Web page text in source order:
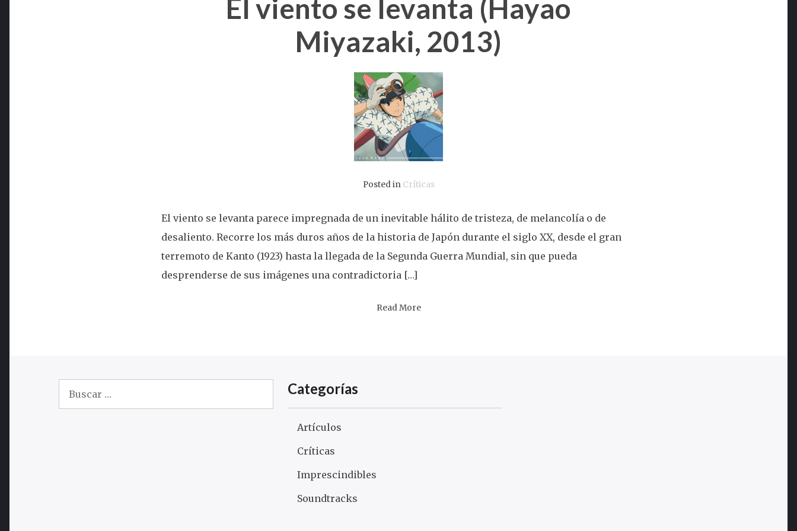
El viento se levanta (Hayao
Miyazaki, 2013)
Posted in Críticas
El viento se levanta parece impregnada de un inevitable hálito de tristeza, de melancolía o de
desaliento. Recorre los más duros años de la historia de Japón durante el siglo XX, desde el gran
terremoto de Kanto (1923) hasta la llegada de la Segunda Guerra Mundial, sin que pueda
desprenderse de sus imágenes una contradictoria […]
Read More
Buscar: Categorías
Artículos
Críticas
Imprescindibles
Soundtracks